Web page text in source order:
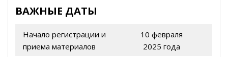
ВАЖНЫЕ ДАТЫ
Начало регистрации и
приема материалов
10 февраля
2025 года